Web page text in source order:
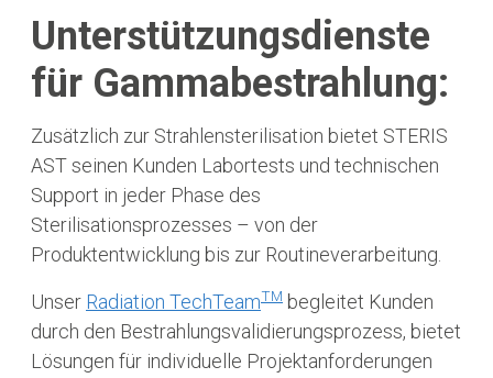
Unterstützungsdienste
für Gammabestrahlung:
Zusätzlich zur Strahlensterilisation bietet STERIS
AST seinen Kunden Labortests und technischen
Support in jeder Phase des
Sterilisationsprozesses – von der
Produktentwicklung bis zur Routineverarbeitung.
Unser Radiation TechTeamTM begleitet Kunden
durch den Bestrahlungsvalidierungsprozess, bietet
Lösungen für individuelle Projektanforderungen